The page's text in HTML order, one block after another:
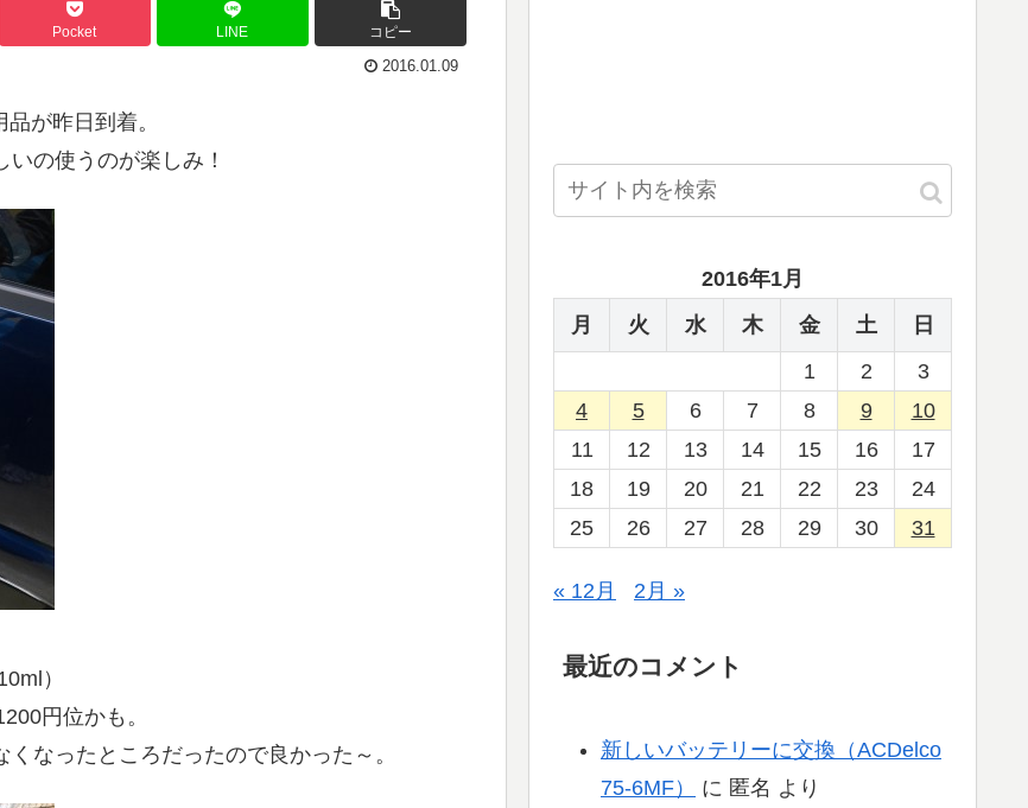
Pocket LINE コピー
2016.01.09
が昨日到着。
の使うのが楽しみ！
）
円位かも。
なったところだったので良かった～。
2016年1月
月
火 水 木 金 土
日
1
2
3
4
5 6 7 8 9
10
11
12 13 14 15 16
17
18
19 20 21 22 23
24
25
26 27 28 29 30 31
« 12月 2月 »
最近のコメント
新しいバッテリーに交換（ACDelco
75-6MF）
に 匿名 より